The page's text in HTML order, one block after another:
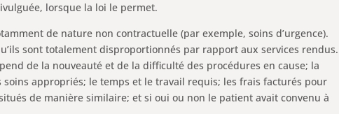
lorsque la loi le permet.
de nature non contractuelle (par exemple, soins d’urgence).
sont totalement disproportionnés par rapport aux services rendus.
de la nouveauté et de la difficulté des procédures en cause; la
appropriés; le temps et le travail requis; les frais facturés pour
de manière similaire; et si oui ou non le patient avait convenu à